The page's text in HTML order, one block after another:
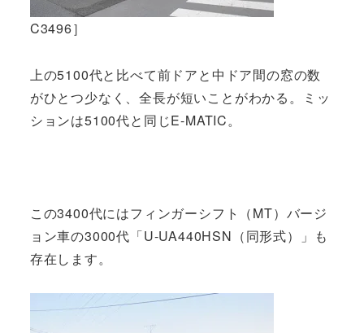
C3496］
上の5100代と比べて前ドアと中ドア間の窓の数
がひとつ少なく、全長が短いことがわかる。ミッ
ションは5100代と同じE-MATIC。
この3400代にはフィンガーシフト（MT）バージ
ョン車の3000代「U-UA440HSN（同形式）」も
存在します。